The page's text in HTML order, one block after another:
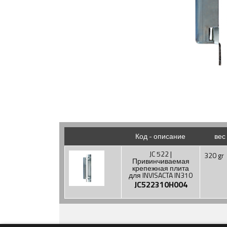
Код - описание вес
JC 522 |
Привинчиваемая
крепежная плита
для INVISACTA IN310
JC522310H004
320 gr